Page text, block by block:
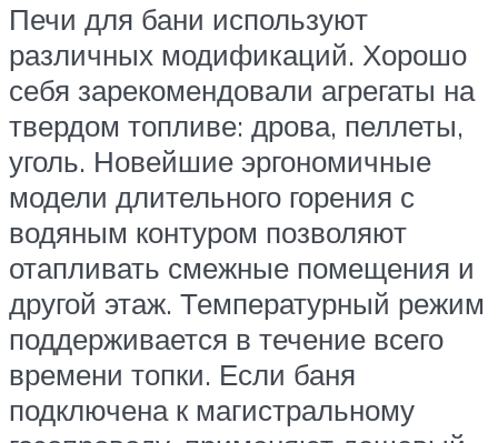
Печи для бани используют
различных модификаций. Хорошо
себя зарекомендовали агрегаты на
твердом топливе: дрова, пеллеты,
уголь. Новейшие эргономичные
модели длительного горения с
водяным контуром позволяют
отапливать смежные помещения и
другой этаж. Температурный режим
поддерживается в течение всего
времени топки. Если баня
подключена к магистральному